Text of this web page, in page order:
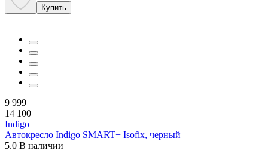
Купить
9 999
14 100
Indigo
Автокресло Indigo SMART+ Isofix, черный
5.0 В наличии